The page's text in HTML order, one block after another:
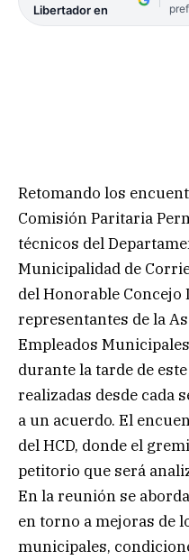
Libertador en
Retomando los
Comisión Paritaria
técnicos del
Municipalidad de
del Honorable Concejo
representantes de la
Empleados
durante la tarde de
realizadas desde cada
a un acuerdo. El
del HCD, donde el
petitorio que será
En la reunión se
en torno a mejoras de
municipales,